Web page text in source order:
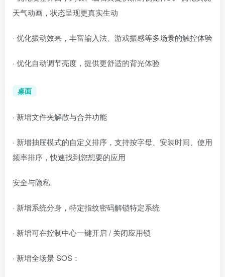
天气动画，状态呈现更真实生动
· 优化振动效果，丰富输入法、游戏振感等多场景的触控体验
· 优化自动调节亮度，提供更舒适的背光体验
桌面
· 新增文件夹解散与合并功能
· 新增抽屉模式的自定义排序，支持按字母、安装时间、使用
频率排序，快速找到您想要的应用
安全与隐私
· 新增系统分身，特定指纹密码解锁特定系统
· 新增可在控制中心一键开启 / 关闭应用锁
· 新增全场景 SOS：